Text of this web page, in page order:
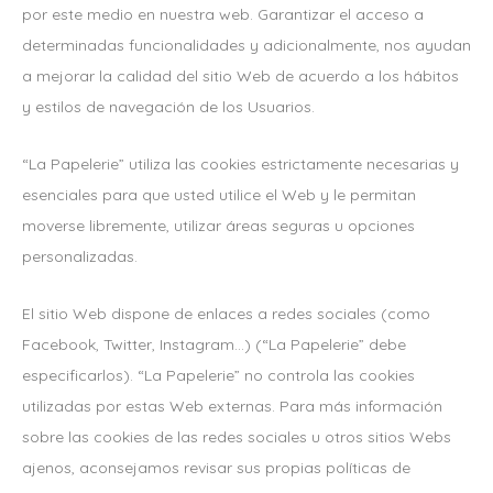
por este medio en nuestra web. Garantizar el acceso a
determinadas funcionalidades y adicionalmente, nos ayudan
a mejorar la calidad del sitio Web de acuerdo a los hábitos
y estilos de navegación de los Usuarios.
“La Papelerie” utiliza las cookies estrictamente necesarias y
esenciales para que usted utilice el Web y le permitan
moverse libremente, utilizar áreas seguras u opciones
personalizadas.
El sitio Web dispone de enlaces a redes sociales (como
Facebook, Twitter, Instagram…) (“La Papelerie” debe
especificarlos). “La Papelerie” no controla las cookies
utilizadas por estas Web externas. Para más información
sobre las cookies de las redes sociales u otros sitios Webs
ajenos, aconsejamos revisar sus propias políticas de